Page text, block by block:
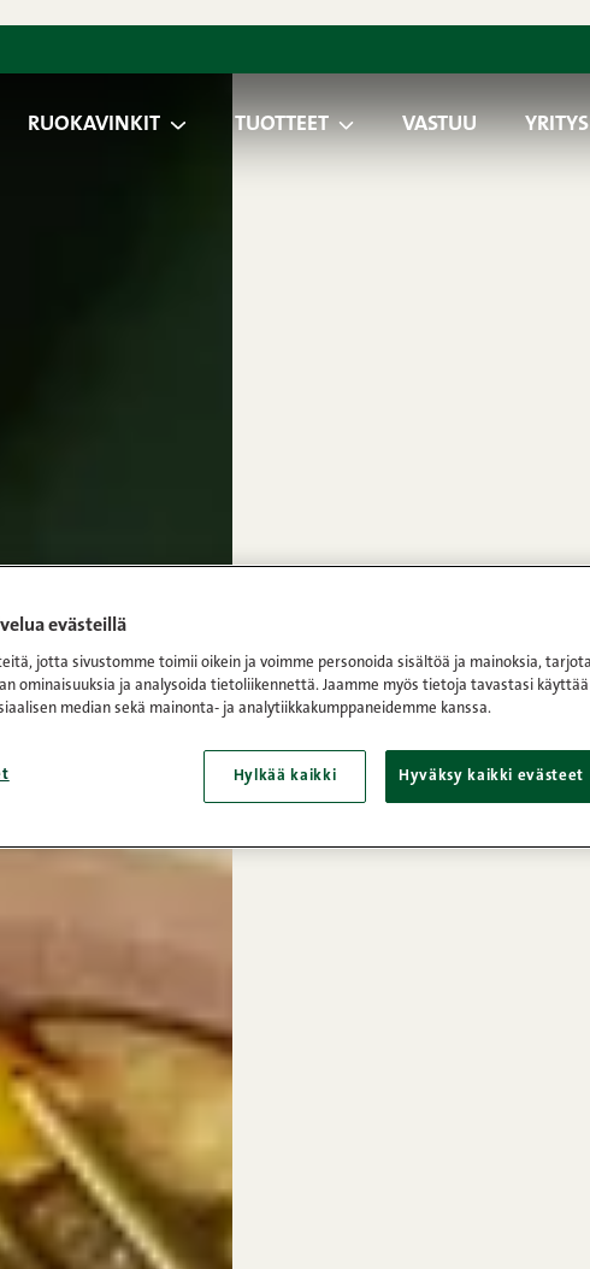
jotta sivustomme toimii oikein ja voimme personoida sisältöä ja mainoksia, tarjota
ominaisuuksia ja analysoida tietoliikennettä. Jaamme myös tietoja tavastasi käyttää
median sekä mainonta- ja analytiikkakumppaneidemme kanssa.
Hylkää kaikki Hyväksy kaikki evästeet